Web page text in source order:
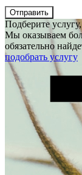
Отправить
Подберите
Мы оказываем
обязательно
подобрать услугу